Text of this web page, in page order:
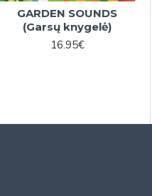
GARDEN SOUNDS
(Garsų knygelė)
16.95€
FIRST GERMAN WORDS
(Įgarsintas žodynas)
16.99€